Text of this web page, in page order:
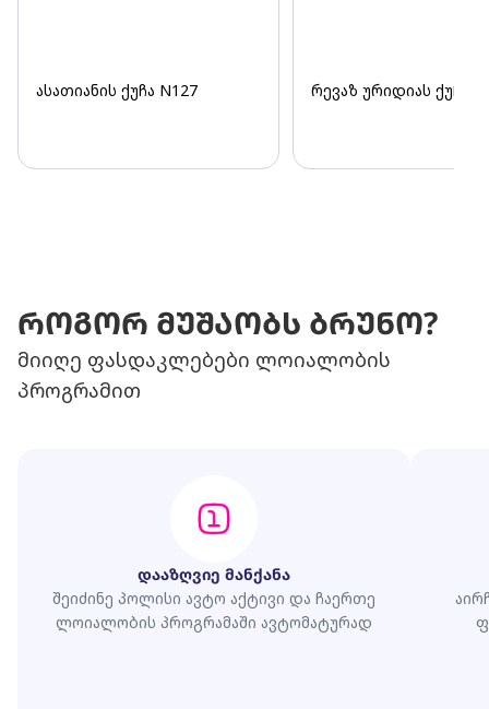
ასათიანის ქუჩა N127 რევაზ ურიდიას ქუჩა
როგორ მუშაობს ბრუნო?
მიიღე ფასდაკლებები ლოიალობის
პროგრამით
დააზღვიე მანქანა
შეიძინე პოლისი ავტო აქტივი და ჩაერთე
ლოიალობის პროგრამაში ავტომატურად